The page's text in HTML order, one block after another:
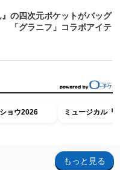
』の四次元ポケットがバッグ
「グラニフ」コラボアイテ
ョウ2026 ミュージカル『
もっと見る